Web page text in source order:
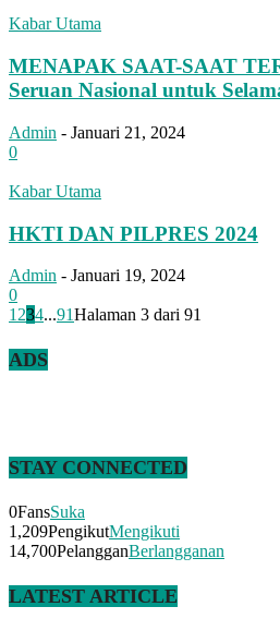
Kabar Utama
MENAPAK SAAT-SAAT
Seruan Nasional untuk
Admin - Januari 21, 2024
0
Kabar Utama
HKTI DAN PILPRES 2024
Admin - Januari 19, 2024
0
1 234...91Halaman 3 dari 91
ADS
STAY CONNECTED
0FansSuka
1,209PengikutMengikuti
14,700PelangganBerlangganan
LATEST ARTICLE